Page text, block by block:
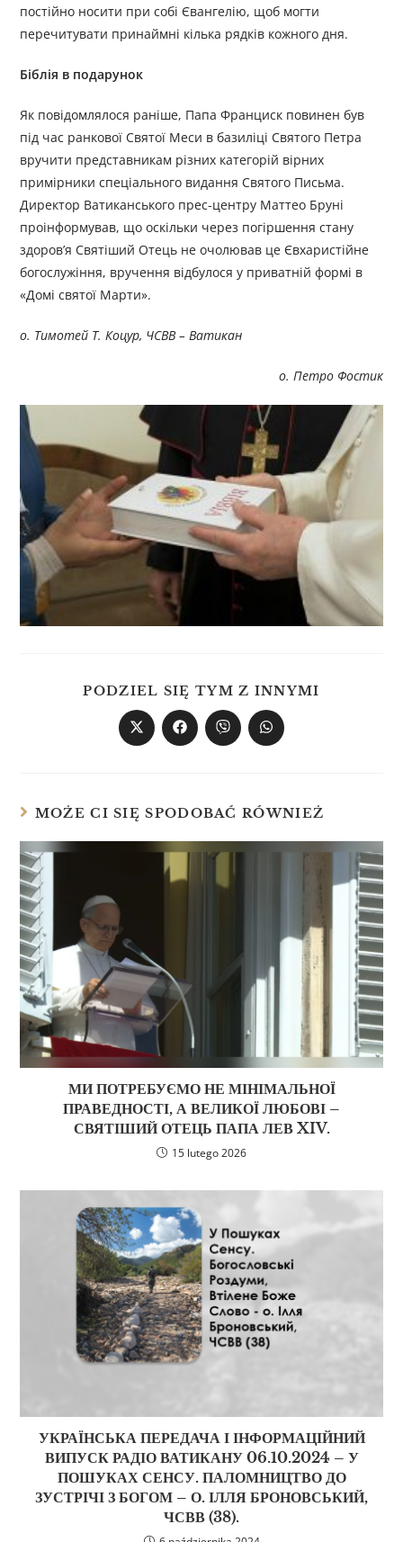
постійно носити при собі Євангелію, щоб могти
перечитувати принаймні кілька рядків кожного дня.
Біблія в подарунок
Як повідомлялося раніше, Папа Франциск повинен був
під час ранкової Святої Меси в базиліці Святого Петра
вручити представникам різних категорій вірних
примірники спеціального видання Святого Письма.
Директор Ватиканського прес-центру Маттео Бруні
проінформував, що оскільки через погіршення стану
здоров’я Святіший Отець не очолював це Євхаристійне
богослужіння, вручення відбулося у приватній формі в
«Домі святої Марти».
о. Тимотей Т. Коцур, ЧСВВ – Ватикан
о. Петро Фостик
PODZIEL SIĘ TYM Z INNYMI
MOŻE CI SIĘ SPODOBAĆ RÓWNIEŻ
МИ ПОТРЕБУЄМО НЕ МІНІМАЛЬНОЇ
ПРАВЕДНОСТІ, А ВЕЛИКОЇ ЛЮБОВІ –
СВЯТІШИЙ ОТЕЦЬ ПАПА ЛЕВ XIV.
15 lutego 2026
УКРАЇНСЬКА ПЕРЕДАЧА І ІНФОРМАЦІЙНИЙ
ВИПУСК РАДІО ВАТИКАНУ 06.10.2024 – У
ПОШУКАХ СЕНСУ. ПАЛОМНИЦТВО ДО
ЗУСТРІЧІ З БОГОМ – О. ІЛЛЯ БРОНОВСЬКИЙ,
ЧСВВ (38).